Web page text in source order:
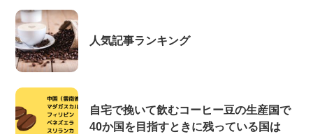
人気記事ランキング
自宅で挽いて飲むコーヒー豆の生産国で
40か国を目指すときに残っている国は